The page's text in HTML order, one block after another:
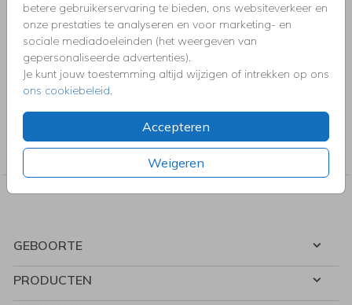
betere gebruikerservaring te bieden, ons websiteverkeer en
onze prestaties te analyseren en voor marketing- en
sociale mediadoeleinden (het weergeven van
gepersonaliseerde advertenties).
Je kunt jouw toestemming altijd wijzigen of intrekken op ons
ons cookiebeleid.
Accepteren
Weigeren
Omschrijving
Uitnodiging vormsel langwerpig wit voor een meisje met
gekleurde veldbloemen en goudfolie.
Collectie
Uitnodigingen kinderfeestje, doopfeest, babyshower,
communie, geslaagd, high tea, housewarming, jubileum,
kerstdiner, pensioen, save the dat, tuinfeest, BBQ of verjaardag.
GEBOORTE
PRODUCTEN